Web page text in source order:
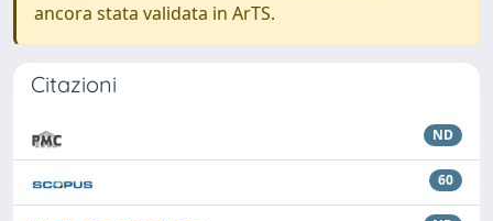
ancora stata validata in ArTS.
Citazioni
ND
60